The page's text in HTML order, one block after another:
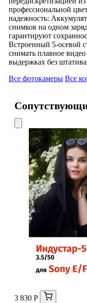
профессиональной
надежность:
снимков на одном
гарантируют
Встроенный 5-осевой
снимать плавное
выдержках без
Все фотокамеры Все
3 830 Р